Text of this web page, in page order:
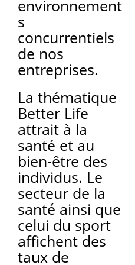
environnement
s
concurrentiels
de nos
entreprises.
La thématique
Better Life
attrait à la
santé et au
bien-être des
individus. Le
secteur de la
santé ainsi que
celui du sport
affichent des
taux de